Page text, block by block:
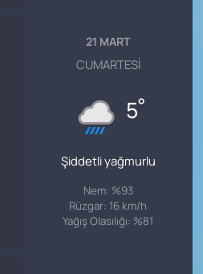
21 MART
CUMARTESI
5°
Şiddetli yağmurlu
Nem: %93
Rüzgar: 16 km/h
Yağış Olasılığı: %81